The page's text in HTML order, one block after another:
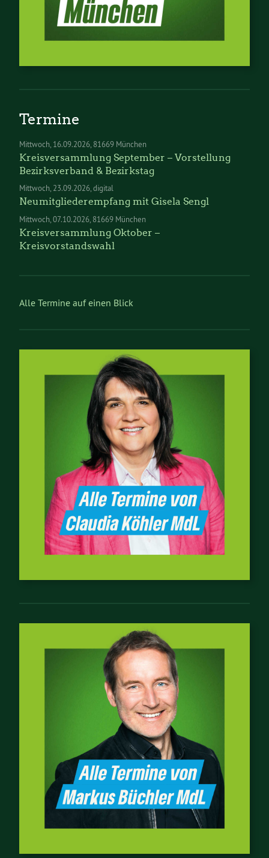
Termine
Mittwoch 16.09.2026 81669 München
Kreisversammlung September – Vorstellung
Bezirksverband & Bezirkstag
Mittwoch 23.09.2026 digital
Neumitgliederempfang mit Gisela Sengl
Mittwoch 07.10.2026 81669 München
Kreisversammlung Oktober –
Kreisvorstandswahl
Alle Termine auf einen Blick